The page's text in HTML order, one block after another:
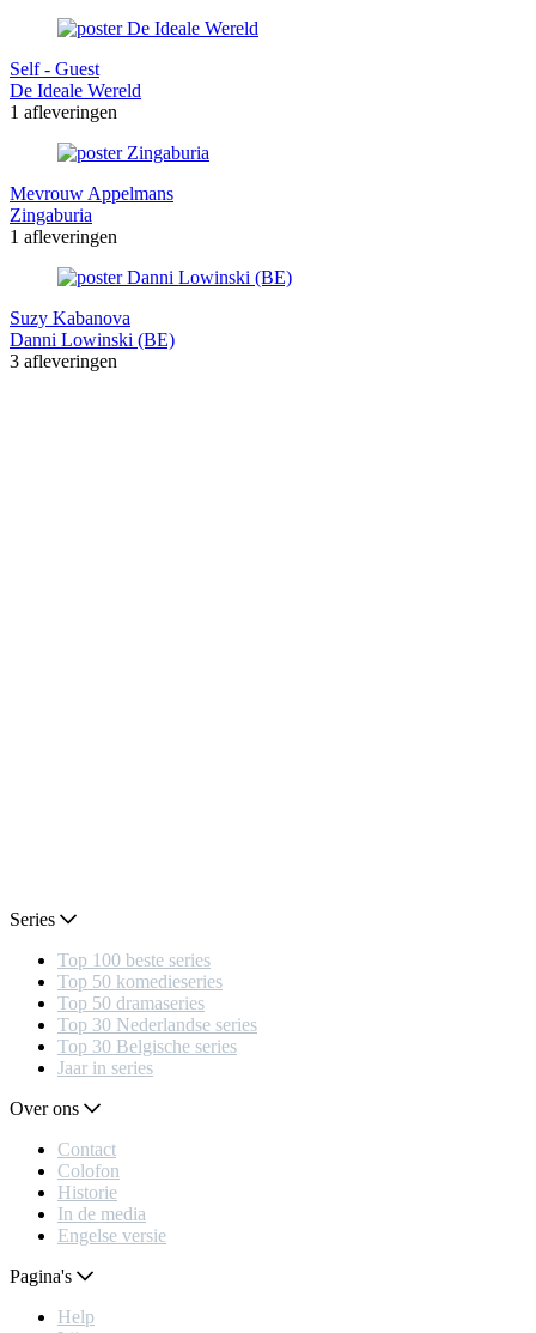
Self - Guest
De Ideale Wereld
1 afleveringen
Mevrouw Appelmans
Zingaburia
1 afleveringen
Suzy Kabanova
Danni Lowinski (BE)
3 afleveringen
Series
Top 100 beste series
Top 50 komedieseries
Top 50 dramaseries
Top 30 Nederlandse series
Top 30 Belgische series
Jaar in series
Over ons
Contact
Colofon
Historie
In de media
Engelse versie
Pagina's
Help